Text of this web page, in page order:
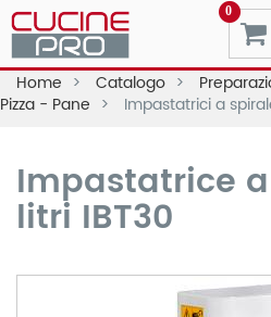
0
Home Catalogo
Pizza - Pane
Impastatrici a
Impastatrice
litri IBT30